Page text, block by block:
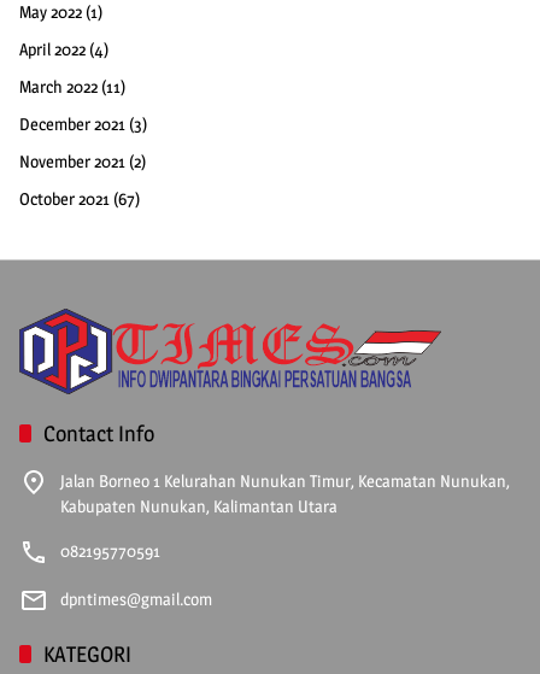
May 2022 (1)
April 2022 (4)
March 2022 (11)
December 2021 (3)
November 2021 (2)
October 2021 (67)
Contact Info
Jalan Borneo 1 Kelurahan Nunukan Timur, Kecamatan Nunukan,
Kabupaten Nunukan, Kalimantan Utara
082195770591
dpntimes@gmail.com
KATEGORI